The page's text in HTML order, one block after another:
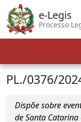
e-Legis
Processo
PL./0376/
Dispõe sobre
de Santa